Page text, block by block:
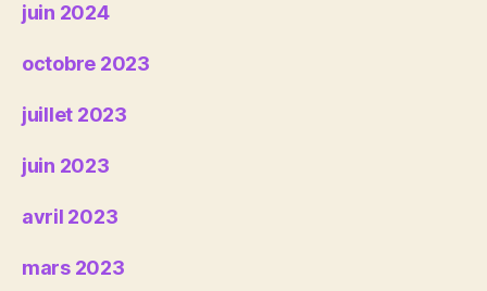
juin 2024
octobre 2023
juillet 2023
juin 2023
avril 2023
mars 2023